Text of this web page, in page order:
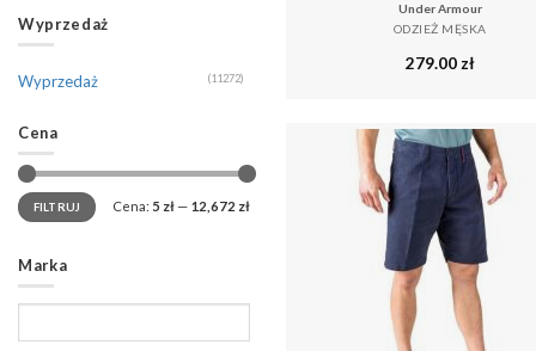
Wyprzedaż
Wyprzedaż (11272)
Cena
FILTRUJ Cena: 5 zł — 12,672 zł
Marka
Under Armour
ODZIEŻ MĘSKA
279.00 zł